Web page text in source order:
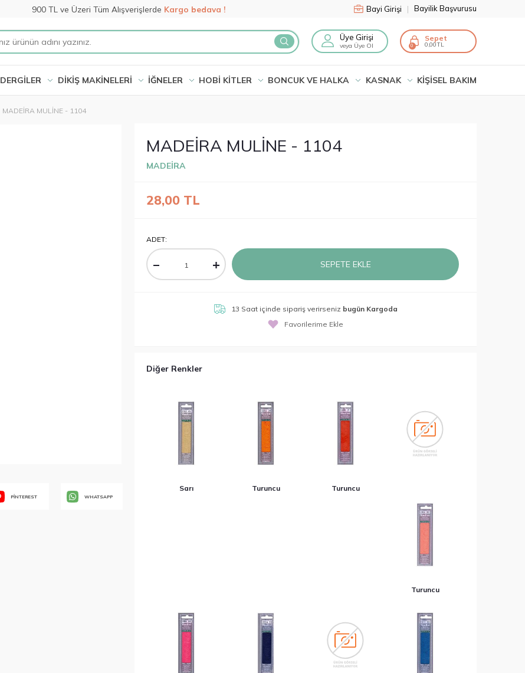
900 TL ve Üzeri Tüm Alışverişlerde Kargo bedava ! Bayi Girişi | Bayilik Başvurusu
Üye Girişi
veya Üye Ol 0
Sepet
0,00
DERGİLER DİKİŞ MAKİNELERİ İĞNELER HOBİ KİTLER BONCUK VE HALKA KASNAK KİŞİSEL BAKIM
MADEİRA MULİNE - 1104
PİNTEREST WHATSAPP
MADEİRA MULİNE - 1104
MADEİRA
28,00 TL
ADET:
SEPETE EKLE
13 Saatiçinde sipariş verirseniz bugün Kargoda
Favorilerime Ekle
Diğer Renkler
Sarı Turuncu Turuncu
Turuncu